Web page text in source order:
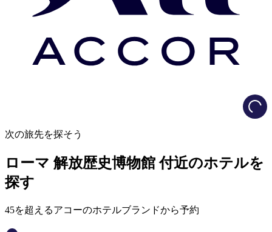
次の旅先を探そう
ローマ 解放歴史博物館 付近のホテルを
探す
45を超えるアコーのホテルブランドから予約